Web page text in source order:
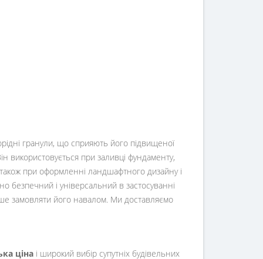
гранули, що сприяють його підвищеної
використовується при заливці фундаменту,
при оформленні ландшафтного дизайну і
безпечний і універсальний в застосуванні
замовляти його навалом. Ми доставляємо
ціна і широкий вибір супутніх будівельних